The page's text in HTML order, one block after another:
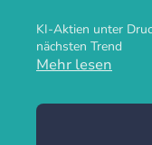
KI-Aktien unter
nächsten Trend
Mehr lesen